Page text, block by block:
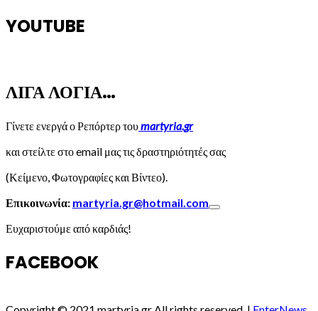
YOUTUBE
ΛΙΓΑ ΛΟΓΙΑ…
Γίνετε ενεργά ο Ρεπόρτερ τουmartyria.gr
και στείλτε στο email μας τις δραστηριότητές σας
(Κείμενο, Φωτογραφίες και Βίντεο).
Επικοινωνία: martyria.gr@hotmail.com
Ευχαριστούμε από καρδιάς!
FACEBOOK